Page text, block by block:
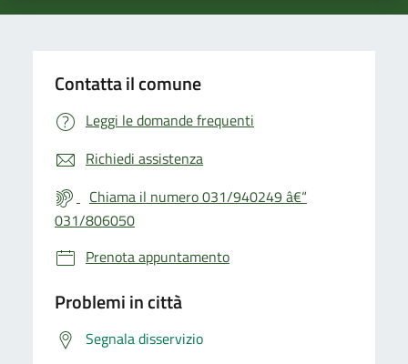
Contatta il comune
Leggi le domande frequenti
Richiedi assistenza
Chiama il numero 031/940249 â€“
031/806050
Prenota appuntamento
Problemi in città
Segnala disservizio